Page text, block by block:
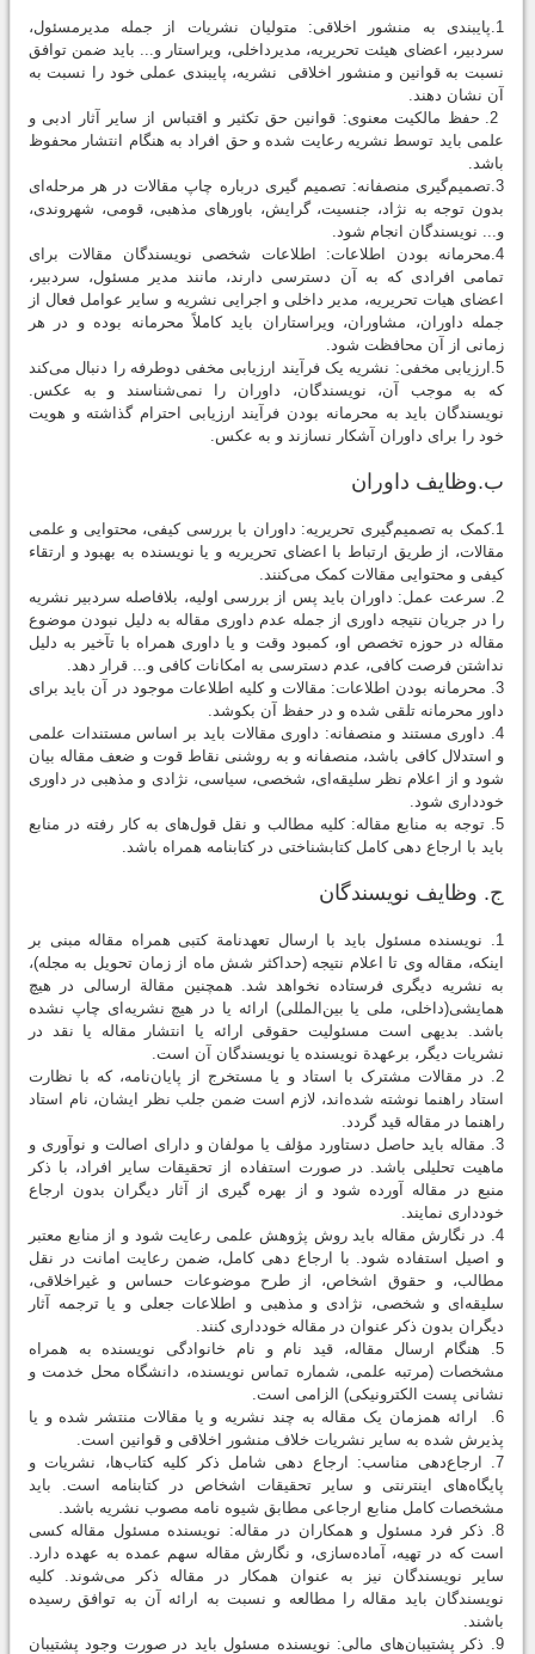
1.پایبندی به منشور اخلاقی: متولیان نشریات از جمله مدیرمسئول،‌
سردبیر، اعضای هیئت تحریریه، مدیرداخلی، ویراستار و... باید ضمن توافق
نسبت به قوانین و منشور اخلاقی نشریه، پایبندی عملی خود را نسبت به
آن نشان دهند.
2. حفظ مالكیت معنوی: قوانین حق تکثیر و اقتباس از سایر آثار ادبی و
علمی باید توسط نشریه رعایت شده و حق افراد به هنگام انتشار محفوظ
باشد.
3.تصمیم‌گیری منصفانه: تصمیم گیری درباره چاپ مقالات در هر مرحله‌ای
بدون توجه به نژاد، جنسیت، گرایش، باورهای مذهبی، قومی، شهروندی،
و... نویسندگان انجام شود.
4.محرمانه بودن اطلاعات: اطلاعات شخصی نویسندگان مقالات برای
تمامی افرادی که به آن دسترسی دارند، مانند مدیر مسئول، سردبیر،
اعضای هیات تحریریه، مدیر داخلی و اجرایی نشریه و سایر عوامل فعال از
جمله داوران، مشاوران، ویراستاران باید کاملاً محرمانه بوده و در هر
زمانی از آن محافظت شود.
5.ارزیابی مخفی: نشریه یک فرآیند ارزیابی مخفی دوطرفه را دنبال می‌کند
که به موجب آن، نویسندگان، داوران را نمی‌شناسند و به عکس.
نویسندگان باید به محرمانه بودن فرآیند ارزیابی احترام گذاشته و هویت
خود را برای داوران آشکار نسازند و به عکس.
ب.وظایف داوران
1.کمک به تصمیم‌گیری تحریریه: داوران با بررسی کیفی، محتوایی و علمی
مقالات، از طریق ارتباط با اعضای تحریریه و یا نویسنده به بهبود و ارتقاء
کیفی و محتوایی مقالات کمک می‌کنند.
2. سرعت عمل: داوران باید پس از بررسی اولیه، بلافاصله سردبیر نشریه
را در جریان نتیجه داوری از جمله عدم داوری مقاله به دلیل نبودن موضوع
مقاله در حوزه تخصص او، کمبود وقت و یا داوری همراه با تآخیر به دلیل
نداشتن فرصت كافی، عدم دسترسی به امکانات کافی و... قرار دهد.
3. محرمانه بودن اطلاعات: مقالات و کلیه اطلاعات موجود در آن باید برای
داور محرمانه تلقی شده و در حفظ آن بکوشد.
4. داوری مستند و منصفانه: داوری مقالات باید بر اساس مستندات علمی
و استدلال کافی باشد، منصفانه و به روشنی نقاط قوت و ضعف مقاله بیان
شود و از اعلام نظر سلیقه‌ای، شخصی، سیاسی، نژادی و مذهبی در داوری
خودداری شود.
5. توجه به منابع مقاله: كلیه مطالب و نقل قول‌های به كار رفته در منابع
باید با ارجاع دهی کامل كتابشناختی در کتابنامه همراه باشد.
ج. وظایف نویسندگان
1. نویسنده مسئول باید با ارسال تعهدنامة کتبی همراه مقاله مبنی بر
اینکه، مقاله وی تا اعلام نتیجه (حداکثر شش ماه از زمان تحویل به مجله)،
به نشریه دیگری فرستاده نخواهد شد. همچنین مقالة ارسالی در هیچ
همایشی(داخلی، ملی یا بین‌المللی) ارائه یا در هیچ نشریه‌ای چاپ نشده
باشد. بدیهی است مسئولیت حقوقی ارائه یا انتشار مقاله یا نقد در
نشریات دیگر، برعهدة نویسنده یا نویسندگان آن است.
2. در مقالات مشترک با استاد و یا مستخرج از پایان‌نامه، که با نظارت
استاد راهنما نوشته شده‌اند، لازم است ضمن جلب نظر ایشان، نام استاد
راهنما در مقاله قید گردد.
3. مقاله باید حاصل دستاورد مؤلف یا مولفان و دارای اصالت و نوآوری و
ماهیت تحلیلی باشد. در صورت استفاده از تحقیقات سایر افراد، با ذکر
منبع در مقاله آورده شود و از بهره گیری از آثار دیگران بدون ارجاع
خودداری نمایند.
4. در نگارش مقاله باید روش پژوهش علمی رعایت شود و از منابع معتبر
و اصیل استفاده شود. با ارجاع دهی کامل، ضمن رعایت امانت در نقل
مطالب، و حقوق اشخاص، از طرح موضوعات حساس و غیراخلاقی،
سلیقه‌ای و شخصی، نژادی و مذهبی و اطلاعات جعلی و یا ترجمه آثار
دیگران بدون ذکر عنوان در مقاله خودداری كنند.
5. هنگام ارسال مقاله، قید نام و نام خانوادگی نویسنده به همراه
مشخصات (مرتبه علمی، شماره تماس نویسنده، دانشگاه محل خدمت و
نشانی پست الکترونیکی) الزامی است.
6. ارائه همزمان یک مقاله به چند نشریه و یا مقالات منتشر شده و یا
پذیرش شده به سایر نشریات خلاف منشور اخلاقی و قوانین است.
7. ارجاع‌دهی مناسب: ارجاع دهی شامل ذکر کلیه کتاب‌ها، نشریات و
پایگاه‌های اینترنتی و سایر تحقیقات اشخاص در کتابنامه است. باید
مشخصات كامل منابع ارجاعی مطابق شیوه نامه مصوب نشریه باشد.
8. ذکر فرد مسئول و همکاران در مقاله: نویسنده مسئول مقاله کسی
است که در تهیه، آماده‌سازی، و نگارش مقاله سهم عمده به عهده دارد.
سایر نویسندگان نیز به عنوان همکار در مقاله ذکر می‌شوند. کلیه
نویسندگان باید مقاله را مطالعه و نسبت به ارائه آن به توافق رسیده
باشند.
9. ذکر پشتیبان‌های مالی: نویسنده مسئول باید در صورت وجود پشتیبان